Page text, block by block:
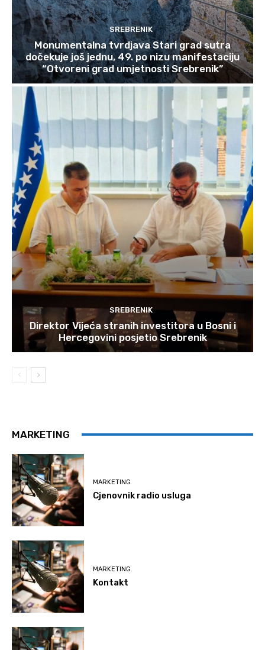
SREBRENIK
Monumentalna tvrdjava Stari grad sutra
dočekuje još jednu, 49. po nizu manifestaciju
“Otvoreni grad umjetnosti Srebrenik”
SREBRENIK
Direktor Vijeća stranih investitora u Bosni i
Hercegovini posjetio Srebrenik
MARKETING
MARKETING
Cjenovnik radio usluga
MARKETING
Kontakt